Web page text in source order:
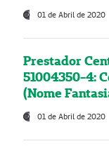
01 de Abril de 2020
Prestador
51004350-4:
(Nome
01 de Abril de 2020